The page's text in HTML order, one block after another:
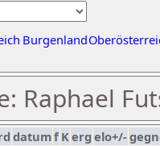
Burgenland
Raphael
datumf Kerg elo+/-